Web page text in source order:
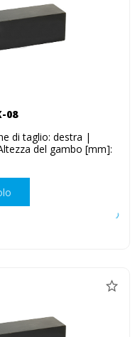
08
di taglio: destra |
del gambo [mm]: